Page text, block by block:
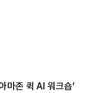
마존 퀵 AI 워크숍’